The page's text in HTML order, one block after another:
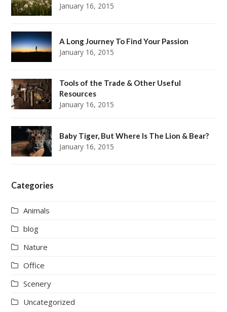
January 16, 2015
A Long Journey To Find Your Passion
January 16, 2015
Tools of the Trade & Other Useful
Resources
January 16, 2015
Baby Tiger, But Where Is The Lion & Bear?
January 16, 2015
Categories
Animals
blog
Nature
Office
Scenery
Uncategorized